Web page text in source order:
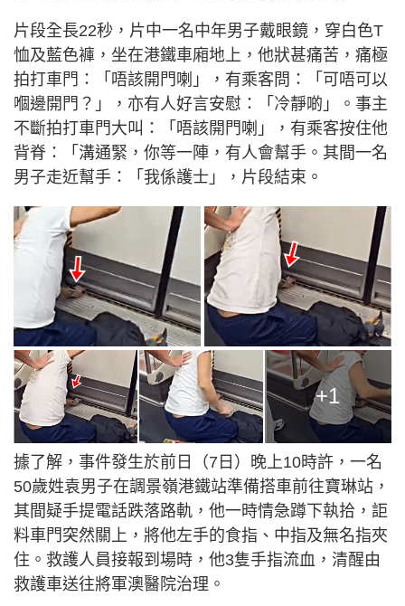
片段全長22秒，片中一名中年男子戴眼鏡，穿白色T
恤及藍色褲，坐在港鐵車廂地上，他狀甚痛苦，痛極
拍打車門：「唔該開門喇」，有乘客問：「可唔可以
嗰邊開門？」，亦有人好言安慰：「冷靜啲」。事主
不斷拍打車門大叫：「唔該開門喇」，有乘客按住他
背脊：「溝通緊，你等一陣，有人會幫手。其間一名
男子走近幫手：「我係護士」，片段結束。
+1
據了解，事件發生於前日（7日）晚上10時許，一名
50歲姓袁男子在調景嶺港鐵站準備搭車前往寶琳站，
其間疑手提電話跌落路軌，他一時情急蹲下執拾，詎
料車門突然關上，將他左手的食指、中指及無名指夾
住。救護人員接報到場時，他3隻手指流血，清醒由
救護車送往將軍澳醫院治理。